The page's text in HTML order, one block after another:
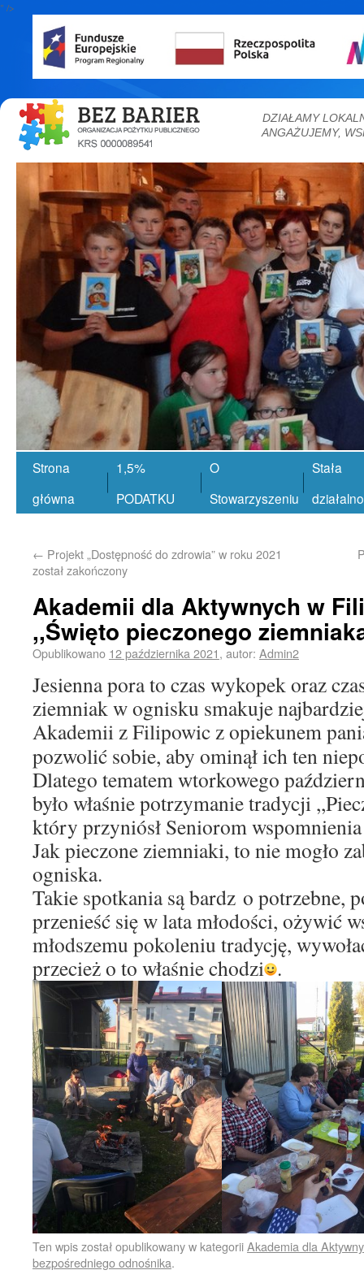
" />
DZIAŁAMY
ANGAŻUJEMY,
Strona
główna
1,5%
PODATKU
O
Stowarzyszeniu
Stała
← Projekt „Dostępność do zdrowia” w roku 2021
został zakończony
Akademii dla Aktywnych w
,,Święto pieczonego
Opublikowano 12 października 2021, autor: Admin2
Jesienna pora to czas wykopek oraz
ziemniak w ognisku smakuje
Akademii z Filipowic z opiekunem
pozwolić sobie, aby ominął ich ten
Dlatego tematem wtorkowego
było właśnie potrzymanie tradycji
który przyniósł Seniorom wspomnienia
Jak pieczone ziemniaki, to nie mogło
ogniska.
Takie spotkania są bardz o potrzebne,
przenieść się w lata młodości, ożywić
młodszemu pokoleniu tradycję,
przecież o to właśnie chodzi .
Ten wpis został opublikowany w kategoriiAkademia dla
bezpośredniego odnośnika.